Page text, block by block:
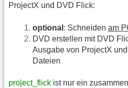
ProjectX und DVD Flick:
optional : Schneiden am
DVD erstellen mit DVD
Ausgabe von ProjectX
Dateien
project_flick ist nur ein